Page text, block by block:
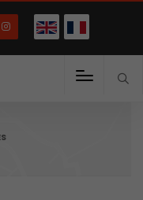
(English)